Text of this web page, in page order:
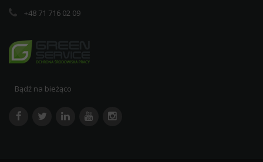
+48 71 716 02 09
Bądź na bieżąco